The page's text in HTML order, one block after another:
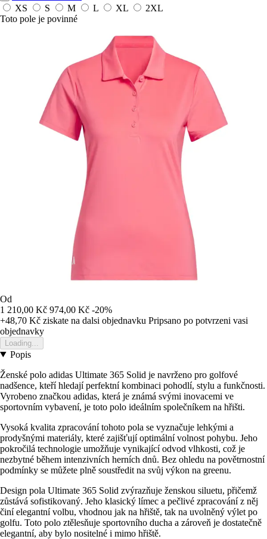
XS
S M L XL
2XL
Toto pole je povinné
Od
1 210,00 Kč 974,00 Kč -20%
+48,70 Kč ziskate na dalsi objednavku Pripsano po potvrzeni vasi
objednavky
Loading...
Popis
Ženské polo adidas Ultimate 365 Solid je navrženo pro golfové
nadšence, kteří hledají perfektní kombinaci pohodlí, stylu a funkčnosti.
Vyrobeno značkou adidas, která je známá svými inovacemi ve
sportovním vybavení, je toto polo ideálním společníkem na hřišti.
Vysoká kvalita zpracování tohoto pola se vyznačuje lehkými a
prodyšnými materiály, které zajišťují optimální volnost pohybu. Jeho
pokročilá technologie umožňuje vynikající odvod vlhkosti, což je
nezbytné během intenzivních herních dnů. Bez ohledu na povětrnostní
podmínky se můžete plně soustředit na svůj výkon na greenu.
Design pola Ultimate 365 Solid zvýrazňuje ženskou siluetu, přičemž
zůstává sofistikovaný. Jeho klasický límec a pečlivé zpracování z něj
činí elegantní volbu, vhodnou jak na hřiště, tak na uvolněný výlet po
golfu. Toto polo ztělesňuje sportovního ducha a zároveň je dostatečně
elegantní, aby bylo nositelné i mimo hřiště.